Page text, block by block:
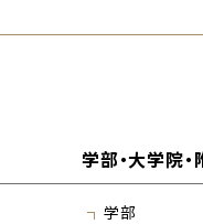
学部・大学院
学部